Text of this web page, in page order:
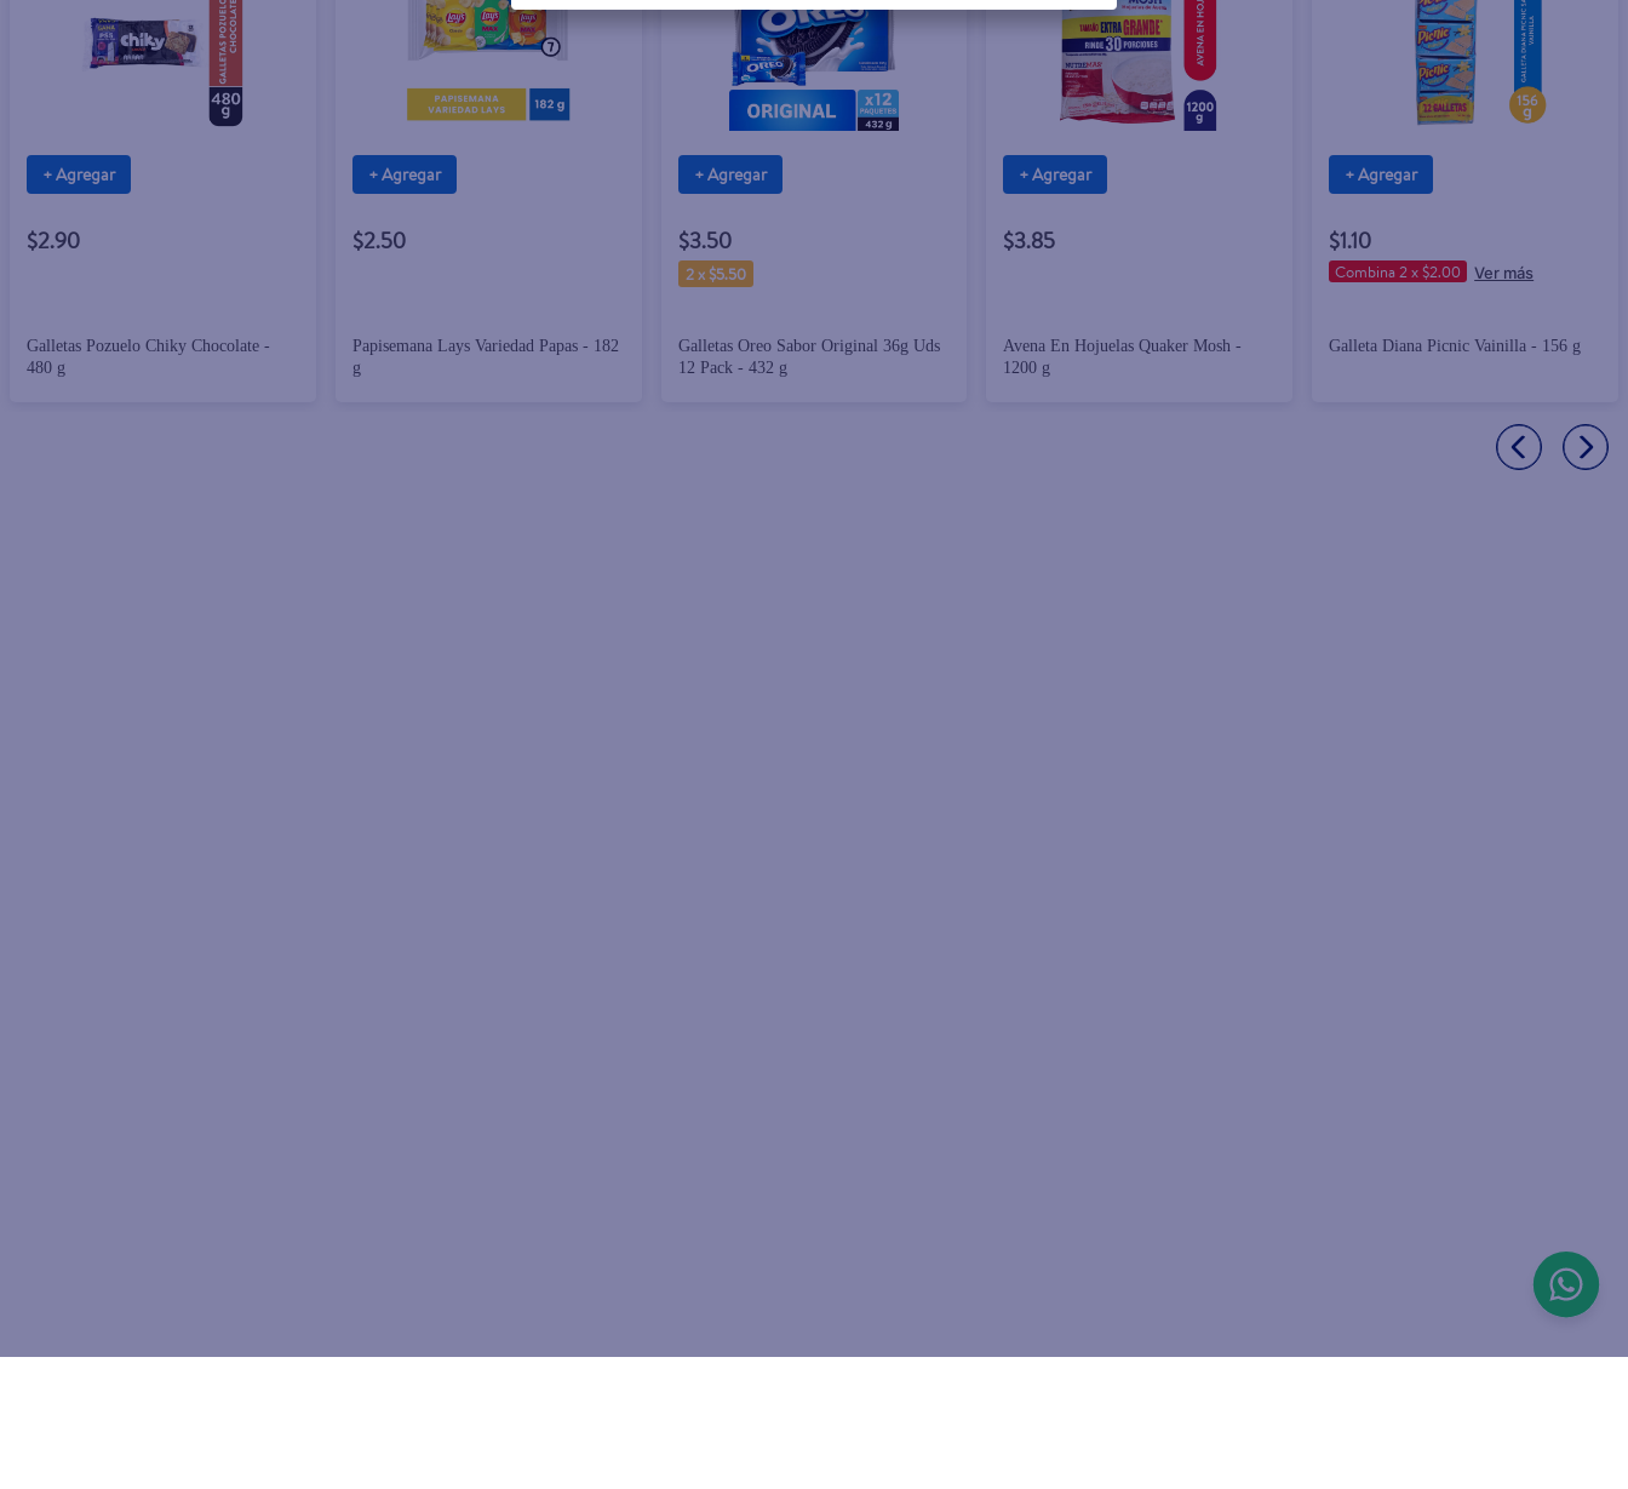
+ Agregar
$2.90
Galletas Pozuelo Chiky Chocolate -
480 g
+ Agregar
$2.50
Papisemana Lays Variedad Papas - 182
g
+ Agregar
$3.50
2 x $5.50
Galletas Oreo Sabor Original 36g Uds
12 Pack - 432 g
+ Agregar
$3.85
Avena En Hojuelas Quaker Mosh -
1200 g
+ Agregar
$1.10
Combina 2 x $2.00
Galleta Diana Picnic Vainilla - 156 g